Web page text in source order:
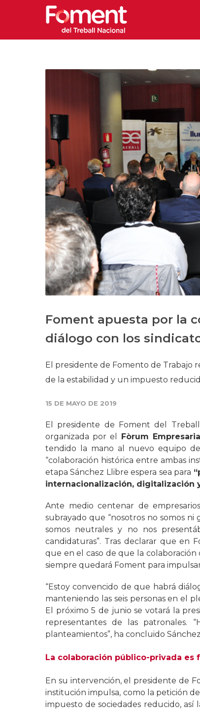
Foment apuesta por la
diálogo con los
El presidente de Fomento de Trabajo
de la estabilidad y un impuesto
15 DE MAYO DE 2019
El presidente de Foment del
organizada por el
Fòrum
tendido la mano al nuevo equipo
“colaboración histórica entre ambas
etapa Sánchez Llibre espera sea para
internacionalización, digitalización
Ante medio centenar de
subrayado que “nosotros no somos ni
somos neutrales y no nos
candidaturas”. Tras declarar que en
que en el caso de que la colaboración
siempre quedará Foment para
“Estoy convencido de que habrá
manteniendo las seis personas en el
El próximo 5 de junio se votará la
representantes de las patronales.
planteamientos”, ha concluido
La colaboración público-privada es
En su intervención, el presidente de
institución impulsa, como la petición
impuesto de sociedades reducido, así